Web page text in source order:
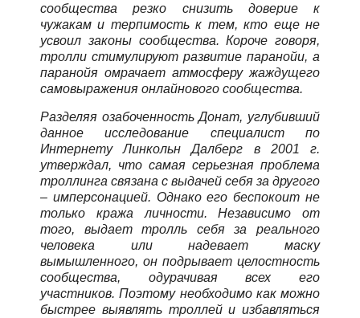
сообщества резко снизить доверие к
чужакам и терпимость к тем, кто еще не
усвоил законы сообщества. Короче говоря,
тролли стимулируют развитие паранойи, а
паранойя омрачает атмосферу жаждущего
самовыражения онлайнового сообщества.
Разделяя озабоченность Донат, углубивший
данное исследование специалист по
Интернету Линкольн Далберг в 2001 г.
утверждал, что самая серьезная проблема
троллинга связана с выдачей себя за другого
– имперсонацией. Однако его беспокоит не
только кража личности. Независимо от
того, выдает тролль себя за реального
человека или надевает маску
вымышленного, он подрывает целостность
сообщества, одурачивая всех его
участников. Поэтому необходимо как можно
быстрее выявлять троллей и избавляться